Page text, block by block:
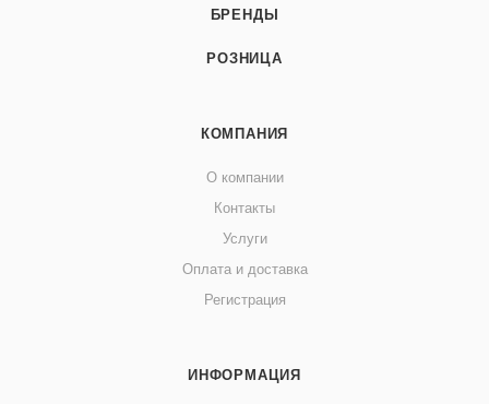
БРЕНДЫ
РОЗНИЦА
КОМПАНИЯ
О компании
Контакты
Услуги
Оплата и доставка
Регистрация
ИНФОРМАЦИЯ